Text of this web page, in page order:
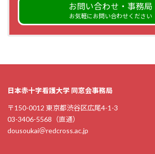
お問い合わせ・事務局
お気軽にお問い合わせください
日本赤十字看護大学 同窓会事務局
〒150-0012 東京都渋谷区広尾4-1-3
03-3406-5568（直通）
dousoukai＠redcross.ac.jp